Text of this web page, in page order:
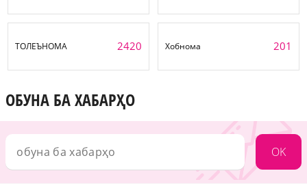
ТОЛЕЪНОМА 2420 Хобнома 201
ОБУНА БА ХАБАРҲО
OK